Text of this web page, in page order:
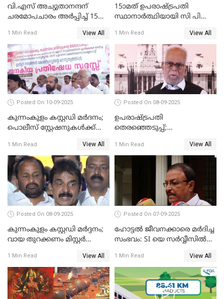
വി.എസ് അച്യുതാനന്ദന്
ചരമോപചാരം അർപ്പിച്ച് 15-ാം
സമ്മേളനത്തിന് തുടക്കം
WATCH VIDEO
1 Min Read View All
15ാമത് ഉപരാഷ്ട്രപതി
സ്ഥാനാര്‍ത്ഥിയായി സി പി
സത്യപ്രതിജ്ഞ ചെയ്തു
WATCH VIDEO
1 Min Read View All
Posted On 10-09-2025
കുന്നംകുളം കസ്റ്റഡി മര്‍ദനം;
പൊലീസ് സ്റ്റേഷനുകൾക്ക്
സദസ്സ്
1 Min Read View All
Posted On 08-09-2025
ഉപരാഷ്ട്രപതി
തെരഞ്ഞെടുപ്പ്;
സന്ദേശവുമായി ജസ്റ്റിസ് ബി.
സുദര്‍ശന്‍ റെഡ്ഡി
1 Min Read View All
Posted On 08-09-2025
കുന്നംകുളം കസ്റ്റഡി മര്‍ദ്ദനം;
വായ തുറക്കണം മിസ്റ്റര്‍
വേണുഗോപാൽ
1 Min Read View All
Posted On 07-09-2025
ഹോട്ടൽ ജീവനക്കാരെ മർദിച്ച
സംഭവം: SI യെ സർവ്വീസിൽ
പി ഔസേപ്പ്
1 Min Read View All